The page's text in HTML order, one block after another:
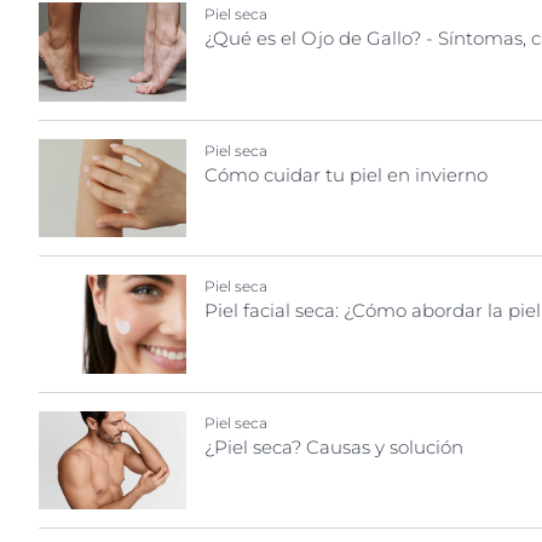
Problemas de la piel
Antiedad
Cuidado Aftersun
Cuidado solar
Desodorantes y antitranspirantes
Piel agrietada
Piel atópica
Piel con picor
Piel con tendencia al enrojecimiento
Piel irritada
Piel seca
¿Qué es el Ojo de Gallo? -
Piel seca
Cómo cuidar tu piel en invierno
Piel seca
Piel facial seca: ¿Cómo abordar la
Piel seca
¿Piel seca? Causas y solución